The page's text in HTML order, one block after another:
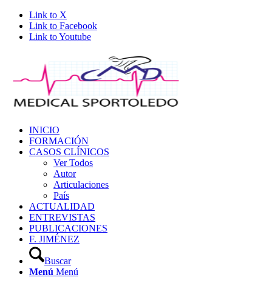
Link to X
Link to Facebook
Link to Youtube
INICIO
FORMACIÓN
CASOS CLÍNICOS
Ver Todos
Autor
Articulaciones
País
ACTUALIDAD
ENTREVISTAS
PUBLICACIONES
F. JIMÉNEZ
Buscar
Menú Menú